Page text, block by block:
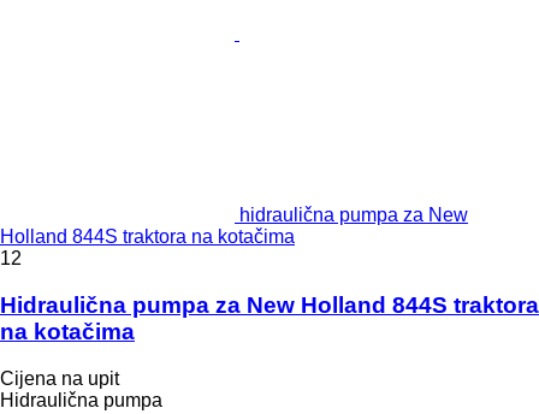
hidraulična pumpa za New
Holland 844S traktora na kotačima
12
Hidraulična pumpa za New Holland 844S traktora
na kotačima
Cijena na upit
Hidraulična pumpa